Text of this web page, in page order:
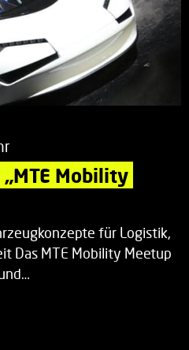
Mobility
für Logistik,
Das MTE Mobility Meetup